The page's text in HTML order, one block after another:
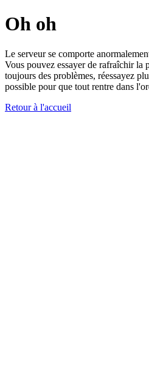
Oh oh
Le serveur se comporte
Vous pouvez essayer de rafraîchir la
toujours des problèmes, réessayez
possible pour que tout rentre dans
Retour à l'accueil